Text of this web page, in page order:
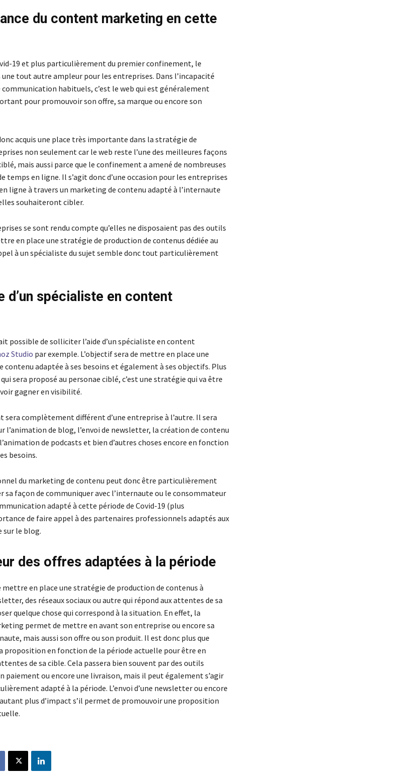
du content marketing en cette
19 et plus particulièrement du premier confinement, le
tout autre ampleur pour les entreprises. Dans l’incapacité
communication habituels, c’est le web qui est généralement
pour promouvoir son offre, sa marque ou encore son
acquis une place très importante dans la stratégie de
non seulement car le web reste l’une des meilleures façons
mais aussi parce que le confinement a amené de nombreuses
temps en ligne. Il s’agit donc d’une occasion pour les entreprises
ligne à travers un marketing de contenu adapté à l’internaute
souhaiteront cibler.
se sont rendu compte qu’elles ne disposaient pas des outils
en place une stratégie de production de contenus dédiée au
à un spécialiste du sujet semble donc tout particulièrement
d’un spécialiste en content
possible de solliciter l’aide d’un spécialiste en content
Studio par exemple. L’objectif sera de mettre en place une
adaptée à ses besoins et également à ses objectifs. Plus
sera proposé au personae ciblé, c’est une stratégie qui va être
gagner en visibilité.
sera complètement différent d’une entreprise à l’autre. Il sera
l’animation de blog, l’envoi de newsletter, la création de contenu
de podcasts et bien d’autres choses encore en fonction
besoins.
du marketing de contenu peut donc être particulièrement
sa façon de communiquer avec l’internaute ou le consommateur
adapté à cette période de Covid-19 (plus
de faire appel à des partenaires professionnels adaptés aux
sur le blog.
des offres adaptées à la période
en place une stratégie de production de contenus à
des réseaux sociaux ou autre qui répond aux attentes de sa
quelque chose qui correspond à la situation. En effet, la
permet de mettre en avant son entreprise ou encore sa
mais aussi son offre ou son produit. Il est donc plus que
proposition en fonction de la période actuelle pour être en
de sa cible. Cela passera bien souvent par des outils
ou encore une livraison, mais il peut également s’agir
adapté à la période. L’envoi d’une newsletter ou encore
plus d’impact s’il permet de promouvoir une proposition